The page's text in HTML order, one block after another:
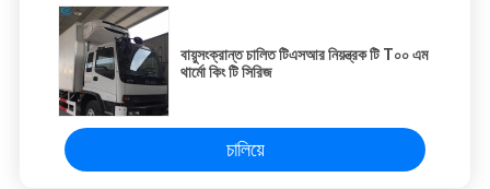
বায়ুসংক্রান্ত চালিত টিএসআর নিয়ন্ত্রক টি T০০ এম
থার্মো কিং টি সিরিজ
চালিয়ে